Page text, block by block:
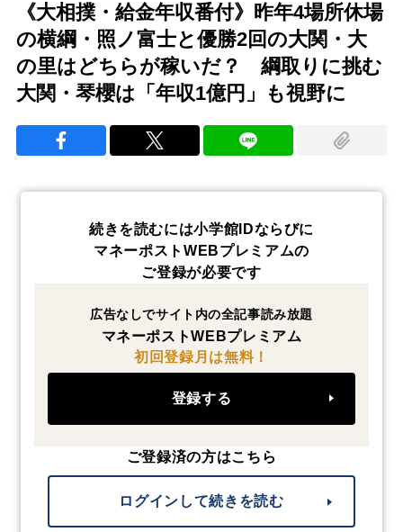
《大相撲・給金年収番付》昨年4場所休場
の横綱・照ノ富士と優勝2回の大関・大
の里はどちらが稼いだ？ 綱取りに挑む
大関・琴櫻は「年収1億円」も視野に
続きを読むには小学館IDならびに
マネーポストWEBプレミアムの
ご登録が必要です
広告なしでサイト内の全記事読み放題
マネーポストWEBプレミアム
初回登録月は無料！
登録する
ご登録済の方はこちら
ログインして続きを読む